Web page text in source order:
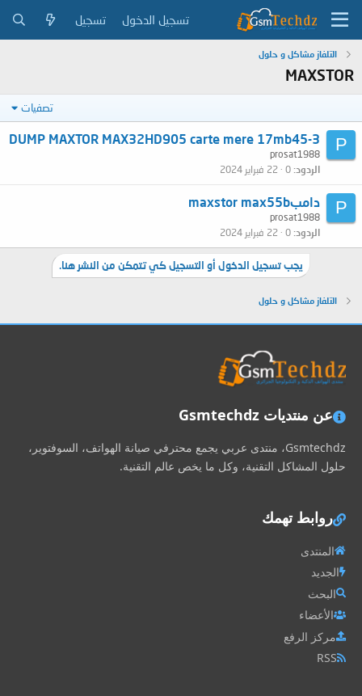
تسجيل الدخول تسجيل
التلفاز مشاكل و حلول
MAXSTOR
تصفيات
P
DUMP MAXTOR MAX32HD905 carte mere 17mb45-3
prosat1988
الردود 0 22 فبراير 2024
P دامبmaxstor max55b
prosat1988
الردود 0 22 فبراير 2024
يجب تسجيل الدخول أو التسجيل كي تتمكن من النشر هنا.
التلفاز مشاكل و حلول
عن منتديات Gsmtechdz
Gsmtechdz، منتدى عربي يجمع محترفي صيانة الهواتف، السوفتوير،
حلول المشاكل التقنية، وكل ما يخص عالم التقنية.
روابط تهمك
المنتدى
الجديد
البحث
الأعضاء
مركز الرفع
RSS